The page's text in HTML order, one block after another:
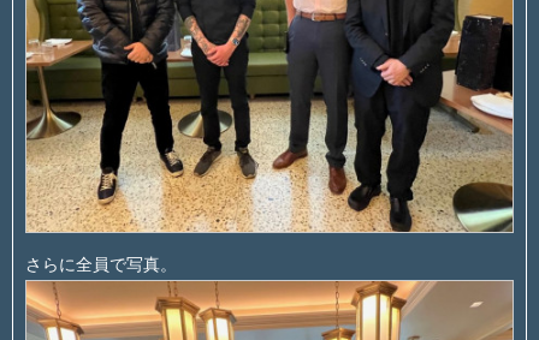
さらに全員で写真。